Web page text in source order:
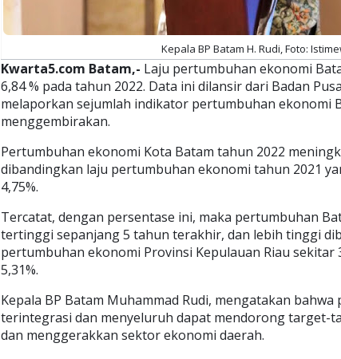
Kepala BP Batam H. Rudi, Foto:
Kwarta5.com Batam,- Laju pertumbuhan ekonomi
6,84 % pada tahun 2022. Data ini dilansir dari Badan
melaporkan sejumlah indikator pertumbuhan ekonomi
menggembirakan.
Pertumbuhan ekonomi Kota Batam tahun 2022
dibandingkan laju pertumbuhan ekonomi tahun 2021
4,75%.
Tercatat, dengan persentase ini, maka pertumbuhan
tertinggi sepanjang 5 tahun terakhir, dan lebih tinggi
pertumbuhan ekonomi Provinsi Kepulauan Riau sekitar
5,31%.
Kepala BP Batam Muhammad Rudi, mengatakan
terintegrasi dan menyeluruh dapat mendorong target-
dan menggerakkan sektor ekonomi daerah.